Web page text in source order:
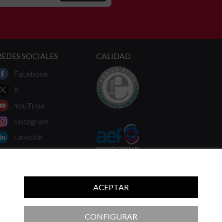
ACEPTAR
CONFIGURAR
SOCIALES
Facebook
X
YouTube
Instagram
Linkedin
CALIDAD
recomendaciones de su médico.